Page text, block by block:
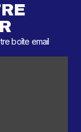
boîte email